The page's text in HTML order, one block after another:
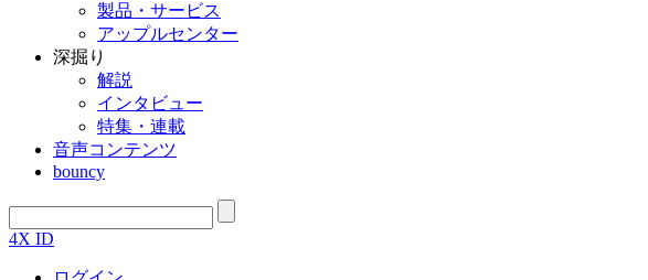
製品・サービス
アップルセンター
深掘り
解説
インタビュー
特集・連載
音声コンテンツ
bouncy
4X ID